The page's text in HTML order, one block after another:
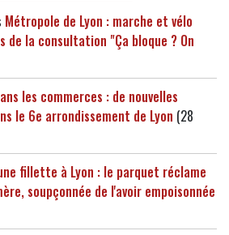
Métropole de Lyon : marche et vélo
de la consultation "Ça bloque ? On
les commerces : de nouvelles
le 6e arrondissement de Lyon (28
fillette à Lyon : le parquet réclame
soupçonnée de l'avoir empoisonnée